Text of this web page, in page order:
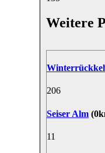
Weitere
206
Seiser Alm
11